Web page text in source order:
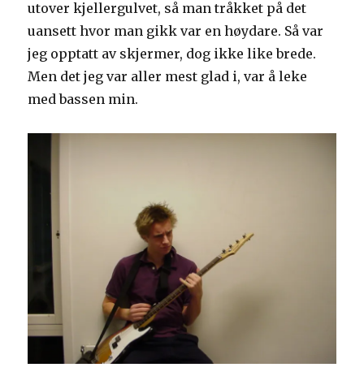
utover kjellergulvet, så man tråkket på det
uansett hvor man gikk var en høydare. Så var
jeg opptatt av skjermer, dog ikke like brede.
Men det jeg var aller mest glad i, var å leke
med bassen min.